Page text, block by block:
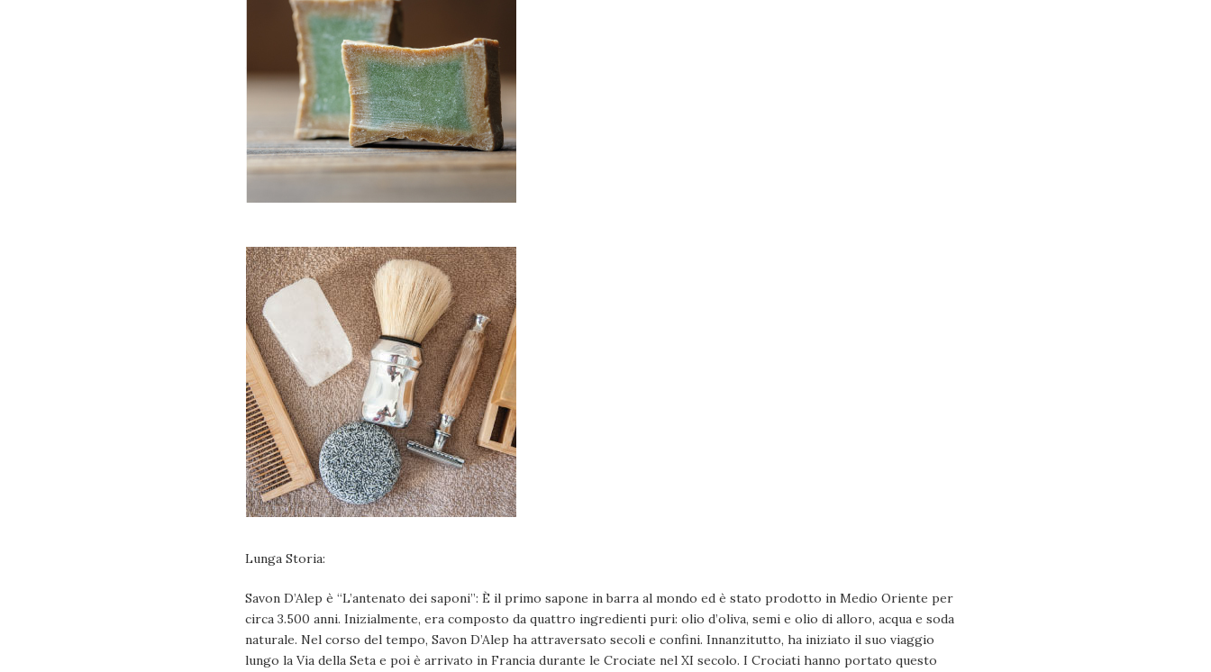
Lunga Storia:
Savon D’Alep è “L’antenato dei saponi”: È il primo sapone in barra al mondo ed è stato prodotto in Medio Oriente per
circa 3.500 anni. Inizialmente, era composto da quattro ingredienti puri: olio d’oliva, semi e olio di alloro, acqua e soda
naturale. Nel corso del tempo, Savon D’Alep ha attraversato secoli e confini. Innanzitutto, ha iniziato il suo viaggio
lungo la Via della Seta e poi è arrivato in Francia durante le Crociate nel XI secolo. I Crociati hanno portato questo